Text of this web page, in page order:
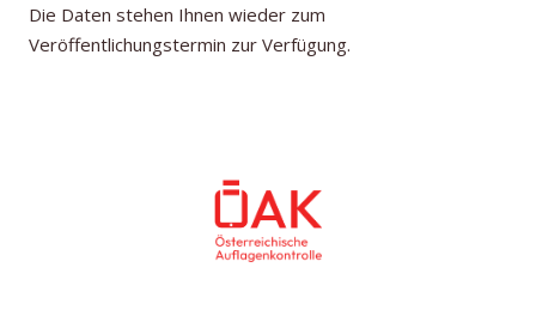
Die Daten stehen Ihnen wieder zum
Veröffentlichungstermin zur Verfügung.